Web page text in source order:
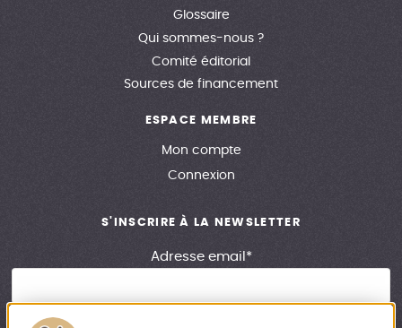
Glossaire
Qui sommes-nous ?
Comité éditorial
Sources de financement
ESPACE MEMBRE
Mon compte
Connexion
S'INSCRIRE À LA NEWSLETTER
Adresse email*